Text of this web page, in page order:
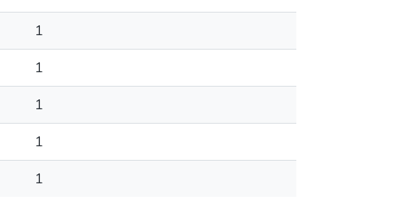
1
1
1
1
1